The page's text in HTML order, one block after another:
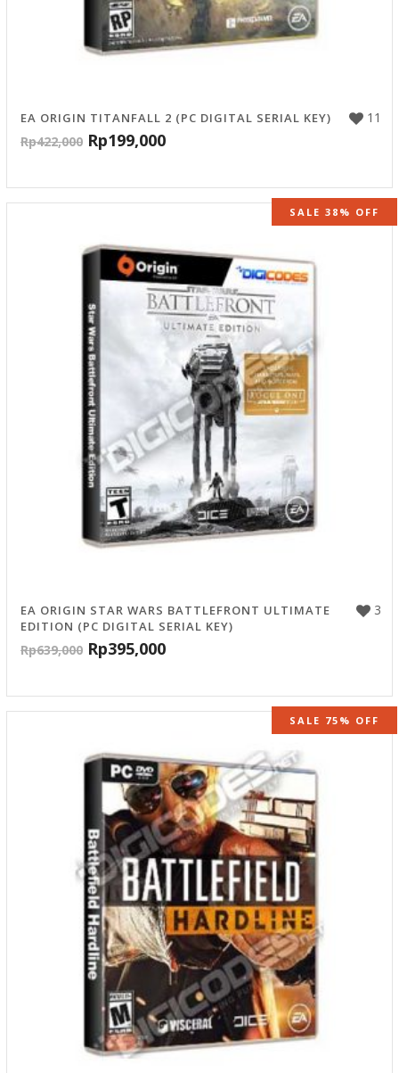
11
EA ORIGIN TITANFALL 2 (PC DIGITAL SERIAL KEY)
Rp422,000 Rp199,000
SALE 38% OFF
3
EA ORIGIN STAR WARS BATTLEFRONT ULTIMATE
EDITION (PC DIGITAL SERIAL KEY)
Rp639,000 Rp395,000
SALE 75% OFF